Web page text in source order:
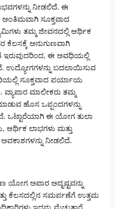
ನೀಡಲಿದೆ. ಈ
ಸೂಕ್ತವಾದ
ತಮ್ಮ ಜೀವನದಲ್ಲಿ ಆರ್ಥಿಕ
ಕೆಲಸಕ್ಕೆ ಅನುಗುಣವಾಗಿ
ಇರುವುದರಿಂದ, ಈ ಅವಧಿಯಲ್ಲಿ
ಉದ್ಯೋಗಗಳನ್ನು ಬದಲಾಯಿಸುವ
ಸೂಕ್ತವಾದ ಪರ್ಯಾಯ
ವ್ಯಾಪಾರ ಮಾಲೀಕರು ತಮ್ಮ
ಹೊಸ ಒಪ್ಪಂದಗಳನ್ನು
ಒಟ್ಟಾರೆಯಾಗಿ ಈ ಯೋಗ ತುಲಾ
ಲಾಭಗಳು ಮತ್ತು
ನೀಡಲಿದೆ.
ಯೋಗ ಅಪಾರ ಅದೃಷ್ಟವನ್ನು
ಕೆಲಸದಲ್ಲಿನ ಸಮರ್ಪಣೆಗೆ ಉತ್ತಮ